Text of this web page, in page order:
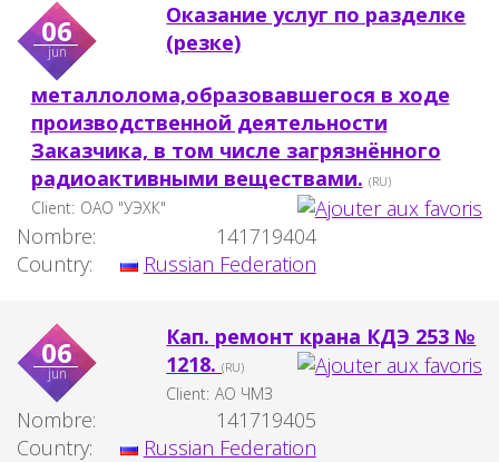
06
jun
Оказание услуг по разделке
(резке)
металлолома,образовавшегося в ходе
производственной деятельности
Заказчика, в том числе загрязнённого
радиоактивными веществами. (RU)
Client: ОАО "УЭХК"
Nombre:
141719404
Country:
Russian Federation
06
jun
Кап. ремонт крана КДЭ 253 №
1218.(RU)
Client: АО ЧМЗ
Nombre:
141719405
Country:
Russian Federation